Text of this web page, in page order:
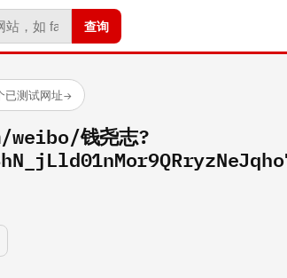
查询
已测试网址→
钱尧志?